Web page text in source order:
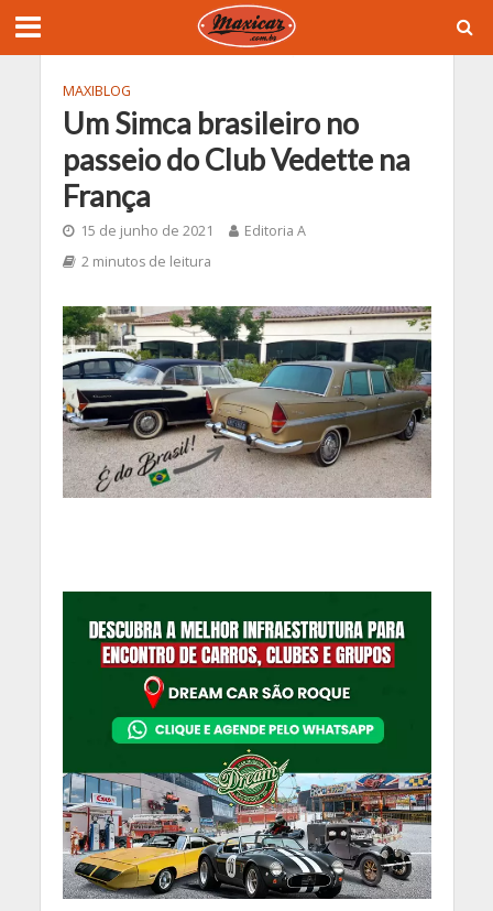
MAXIBLOG
Um Simca brasileiro no
passeio do Club Vedette na
França
15 de junho de 2021
Editoria A
2 minutos de leitura